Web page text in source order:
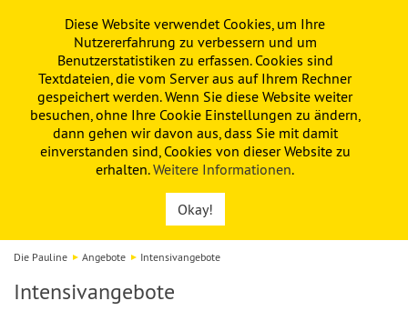
PAULINE KITA FÖRDERVEREIN
Die Pauline Angebote Intensivangebote
Intensivangebote
Diese Website verwendet Cookies, um Ihre
Nutzererfahrung zu verbessern und um
Benutzerstatistiken zu erfassen. Cookies sind
Textdateien, die vom Server aus auf Ihrem Rechner
gespeichert werden. Wenn Sie diese Website weiter
besuchen, ohne Ihre Cookie Einstellungen zu ändern,
dann gehen wir davon aus, dass Sie mit damit
einverstanden sind, Cookies von dieser Website zu
erhalten.Weitere Informationen.
Okay!